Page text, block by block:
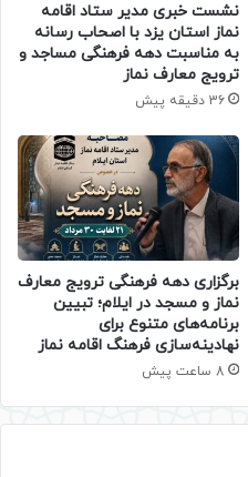
نشست خبری مدیر ستاد اقامه
نماز استان یزد با اصحاب رسانه
به مناسبت دهه فرهنگی مساجد و
ترویج معارف نماز
36 دقیقه پیش
برگزاری دهه فرهنگی ترویج معارف
نماز و مسجد در ایلام؛ تبیین
برنامه‌های متنوع برای
نهادینه‌سازی فرهنگ اقامه نماز
8 ساعت پیش